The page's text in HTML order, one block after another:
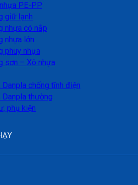
PE-PP
giữ lạnh
nhựa có nắp
nhựa lớn
phuy nhựa
sơn – Xô nhựa
Danpla chống tĩnh điện
Danpla thường
phụ kiện